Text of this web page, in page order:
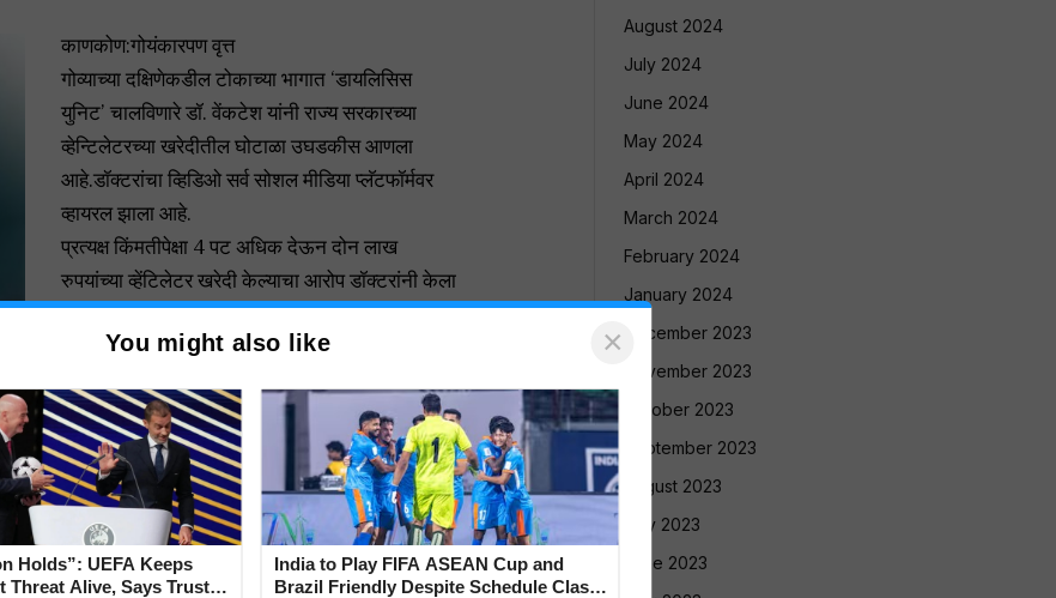
काणकोण:गोयंकारपण वृत्त
गोव्याच्या दक्षिणेकडील टोकाच्या भागात ‘डायलिसिस
युनिट’ चालविणारे डॉ. वेंकटेश यांनी राज्य सरकारच्या
व्हेन्टिलेटरच्या खरेदीतील घोटाळा उघडकीस आणला
आहे.डॉक्टरांचा व्हिडिओ सर्व सोशल मीडिया प्लॅटफॉर्मवर
व्हायरल झाला आहे.
प्रत्यक्ष किंमतीपेक्षा 4 पट अधिक देऊन दोन लाख
रुपयांच्या व्हेंटिलेटर खरेदी केल्याचा आरोप डॉक्टरांनी केला
आहे. तथापि, आरोग्यमंत्री विश्वजित राणे यांना विचारले
असता त्यांनी असा सवाल केला की, सरकारने खरेदी केलेले
तपासणी केली आहे.
“त्या विशिष्ट डॉक्टरला सुप्रीम कोर्टाच्या आदेशानुसार,
होस्पिसिओ हॉस्पिटल, मडगावमधून काढून टाकण्यात आले
होते. कारण ते सरकारचे कायम भाडेकरुसारखे वागत होते.
आम्ही त्यांना आता किंमत देत नसल्याने ते आरोप करत
आहेत.” राणे म्हणाले.
August 2024
July 2024
June 2024
May 2024
April 2024
March 2024
February 2024
January 2024
December 2023
November 2023
October 2023
September 2023
August 2023
July 2023
June 2023
You might also like ×
Holds”: UEFA Keeps
Threat Alive, Says Trust in
India to Play FIFA ASEAN Cup and
Brazil Friendly Despite Schedule Clash,